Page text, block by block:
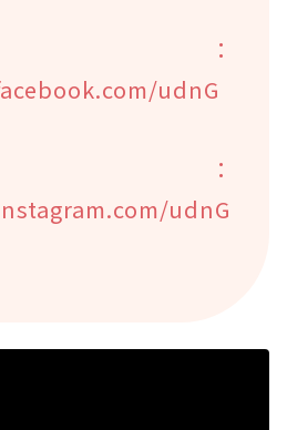
：
udnG
：
udnG